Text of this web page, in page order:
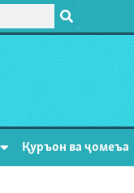
Қуръон ва ҷомеъа